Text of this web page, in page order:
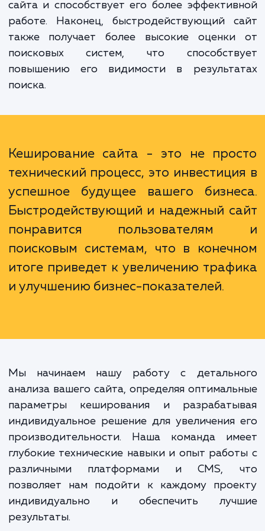
увеличивает скорость загрузки страниц,
существенно улучшает пользовательский
Во-вторых, кеширование снижает
ваш сервер, уменьшая количество
базе данных. Это повышает надежность
работе. Наконец, быстродействующий
поисковых систем, что
повышению его видимости в
Кеширование сайта - это не
технический процесс, это
понравится
поисковым системам, что в
итоге приведет к увеличению
и улучшению бизнес-показателей.
Мы начинаем нашу работу с
анализа вашего сайта, определяя